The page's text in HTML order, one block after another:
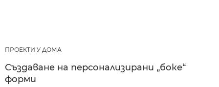
ПРОЕКТИ У ДОМА
Създаване на персонализирани „боке“
форми